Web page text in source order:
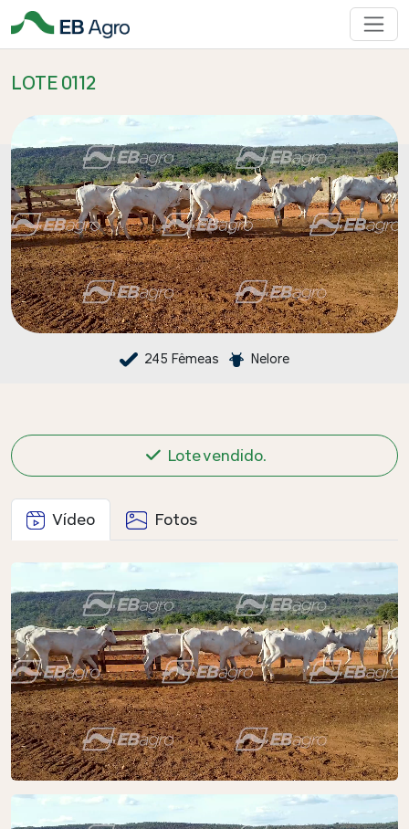
LOTE 0112
245 Fêmeas Nelore
Lote vendido.
Vídeo Fotos